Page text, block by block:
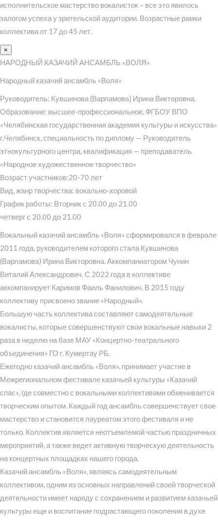
исполнительское мастерство вокалисток – все это явилось
залогом успеха у зрительской аудитории. Возрастные рамки
коллектива от 17 до 45 лет.
×
НАРОДНЫЙ КАЗАЧИЙ АНСАМБЛЬ «ВОЛЯ»
Народный казачий ансамбль «Воля»
Руководитель: Кувшинова (Варламова) Ирина Викторовна.
Образование: высшее-профессиональное, ФГБОУ ВПО
«Челябинская государственная академия культуры и искусства»
г.Челябинск, специальность по диплому — Руководитель
этнокультурного центра, квалификация — преподаватель
«Народное художественное творчество»
Возраст участников:20-70 лет
Вид, жанр творчества: вокально-хоровой
График работы: Вторник с 20.00 до 21.00
четверг с 20.00 до 21.00
Вокальный казачий ансамбль «Воля» сформировался в феврале
2011 года, руководителем которого стала Кувшинова
(Варламова) Ирина Викторовна. Аккомпаниатором Чунин
Виталий Александрович. С 2022 года в коллективе
аккомпанирует Каримов Фаиль Фанилович. В 2015 году
коллективу присвоено звание «Народный».
Большую часть коллектива составляют самодеятельные
вокалисты, которые совершенствуют свои вокальные навыки 2
раза в неделю на базе МАУ «Концертно-театрального
объединения» ГО г. Кумертау РБ.
Ежегодно казачий ансамбль «Воля», принимает участие в
Межрегиональном фестивале казачьей культуры «Казачий
спас», где совместно с вокальными коллективами обменивается
творческим опытом. Каждый год ансамбль совершенствует свое
мастерство и становится лауреатом этого фестиваля и не
только. Коллектив является неотъемлемой частью праздничных
мероприятий, а также ведет активную творческую деятельность
на концертных площадках нашего города.
Казачий ансамбль «Воля», являясь самодеятельным
коллективом, одним из основных направлений своей творческой
деятельности имеет наряду с сохранением и развитием казачьей
культуры еще и воспитание подрастающего поколения в духе